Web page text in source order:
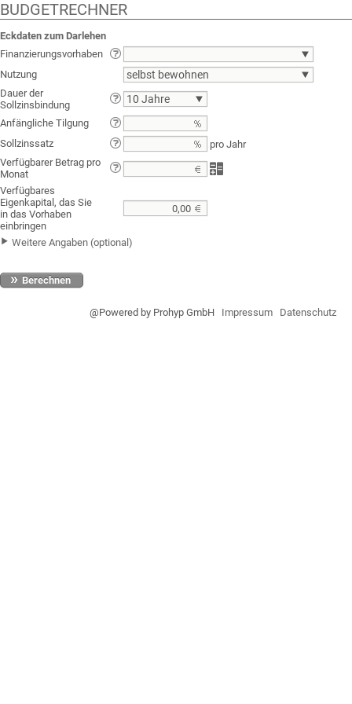
BUDGETRECHNER
Eckdaten zum Darlehen
Finanzierungsvorhaben
Nutzung
selbst bewohnen
Dauer der
Sollzinsbindung
10 Jahre
Anfängliche Tilgung
Sollzinssatz
pro Jahr
Verfügbarer Betrag pro
Monat
Verfügbares
Eigenkapital, das Sie
in das Vorhaben
einbringen
Weitere Angaben (optional)
Berechnen
@Powered by Prohyp GmbH Impressum Datenschutz